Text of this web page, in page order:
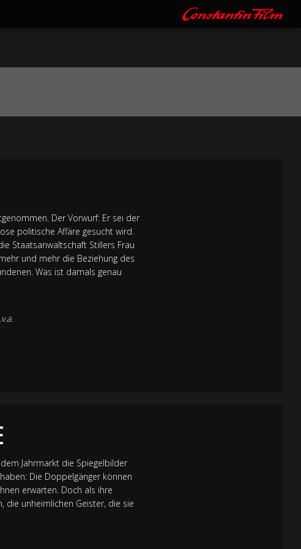
Der Vorwurf: Er sei der
politische Affäre gesucht wird.
Staatsanwaltschaft Stillers Frau
und mehr die Beziehung des
Was ist damals genau
Jahrmarkt die Spiegelbilder
Die Doppelgänger können
erwarten. Doch als ihre
die unheimlichen Geister, die sie